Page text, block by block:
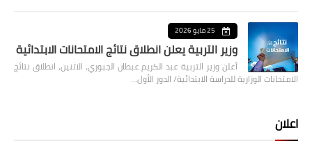
25 مايو 2026
وزير التربية يعلن انطلاق نتائج الامتحانات الابتدائية
أعلن وزير التربية عبد الكريم عبطان الجبوري، الاثنين، انطلاق نتائج
الامتحانات الوزارية للدراسة الابتدائية/ الدور الأول…
اعلان